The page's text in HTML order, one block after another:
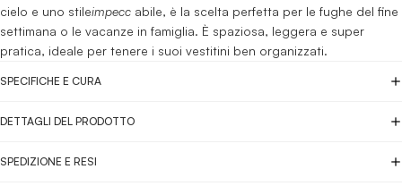
cielo e uno stileimpecc abile, è la scelta perfetta per le fughe del fine
settimana o le vacanze in famiglia. È spaziosa, leggera e super
pratica, ideale per tenere i suoi vestitini ben organizzati.
SPECIFICHE E CURA
DETTAGLI DEL PRODOTTO
SPEDIZIONE E RESI